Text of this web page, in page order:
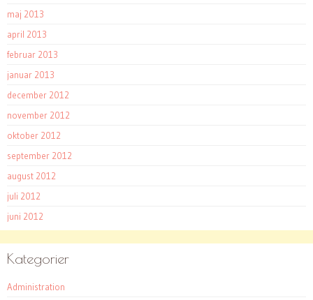
maj 2013
april 2013
februar 2013
januar 2013
december 2012
november 2012
oktober 2012
september 2012
august 2012
juli 2012
juni 2012
Kategorier
Administration